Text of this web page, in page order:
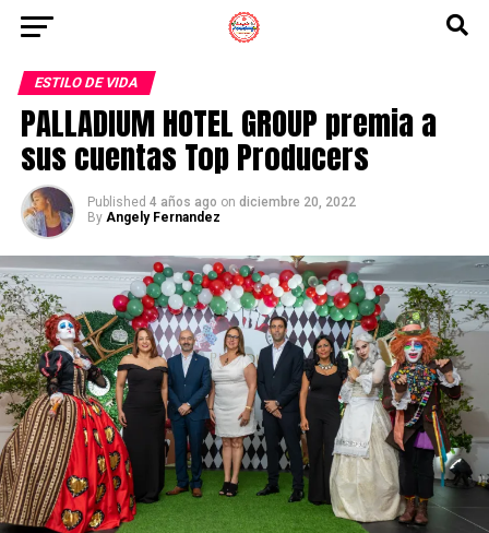
ESTILO DE VIDA
PALLADIUM HOTEL GROUP premia a
sus cuentas Top Producers
Published 4 años ago on diciembre 20, 2022
By Angely Fernandez